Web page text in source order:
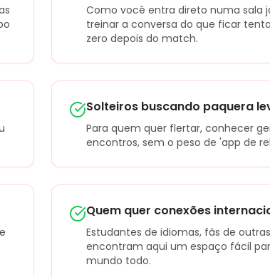
Como você entra direto numa sala
treinar a conversa do que ficar
zero depois do match.
Solteiros buscando paquera
Para quem quer flertar, conhecer
encontros, sem o peso de 'app de
Quem quer conexões
Estudantes de idiomas, fãs de
encontram aqui um espaço fácil
mundo todo.